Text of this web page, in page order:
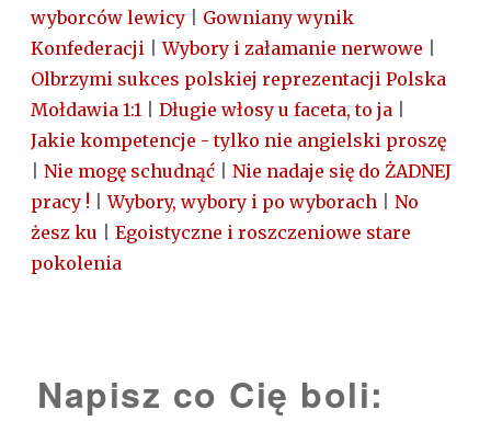
wyborców lewicy
Gowniany wynik
Konfederacji |Wybory i załamanie nerwowe
Olbrzymi sukces polskiej reprezentacji Polska
Mołdawia 1:1
Długie włosy u faceta, to ja
Jakie kompetencje - tylko nie angielski proszę
Nie mogę schudnąć
Nie nadaje się do ŻADNEJ
pracy ! |Wybory, wybory i po wyborach
No
żesz ku
Egoistyczne i roszczeniowe stare
pokolenia
Napisz co Cię boli: